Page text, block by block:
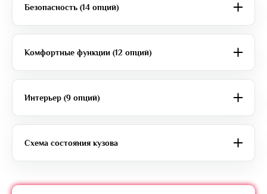
Безопасность (14 опций)
Комфортные функции (12 опций)
Интерьер (9 опций)
Схема состояния кузова